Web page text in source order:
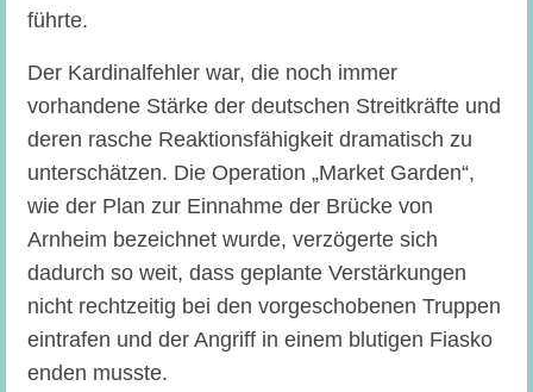
führte.
Der Kardinalfehler war, die noch immer
vorhandene Stärke der deutschen Streitkräfte und
deren rasche Reaktionsfähigkeit dramatisch zu
unterschätzen. Die Operation „Market Garden“,
wie der Plan zur Einnahme der Brücke von
Arnheim bezeichnet wurde, verzögerte sich
dadurch so weit, dass geplante Verstärkungen
nicht rechtzeitig bei den vorgeschobenen Truppen
eintrafen und der Angriff in einem blutigen Fiasko
enden musste.